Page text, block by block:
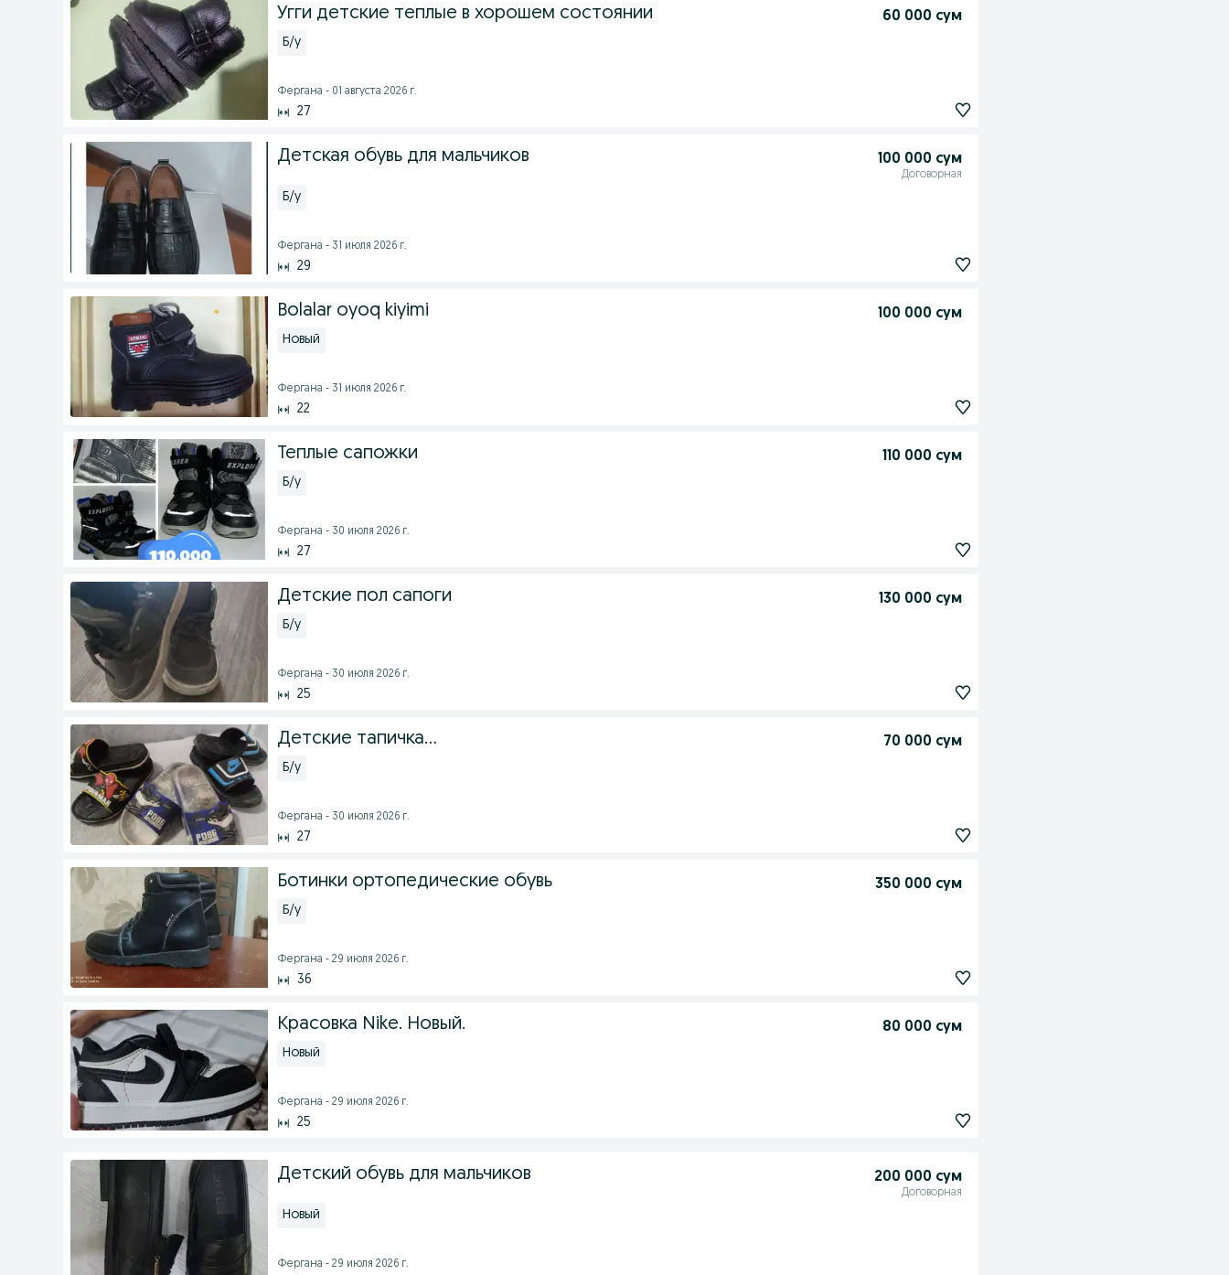
Угги детские теплые в хорошем состоянии 60 000 сум
Б/у
Фергана - 01 августа 2026 г.
27
Детская обувь для мальчиков 100 000 сум
Договорная
Б/у
Фергана - 31 июля 2026 г.
29
Bolalar oyoq kiyimi 100 000 сум
Новый
Фергана - 31 июля 2026 г.
22
Теплые сапожки 110 000 сум
Б/у
Фергана - 30 июля 2026 г.
27
Детские пол сапоги 130 000 сум
Б/у
Фергана - 30 июля 2026 г.
25
Детские тапичка... 70 000 сум
Б/у
Фергана - 30 июля 2026 г.
27
Ботинки ортопедические обувь 350 000 сум
Б/у
Фергана - 29 июля 2026 г.
36
Красовка Nike. Новый. 80 000 сум
Новый
Фергана - 29 июля 2026 г.
25
Детский обувь для мальчиков 200 000 сум
Договорная
Новый
Фергана - 29 июля 2026 г.